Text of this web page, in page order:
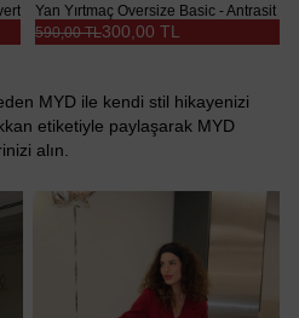
Yan Yırtmaç Oversize Basic - Antrasit
300,00 TL
590,00 TL
MYD ile kendi stil hikayenizi
etiketiyle paylaşarak MYD
alın.